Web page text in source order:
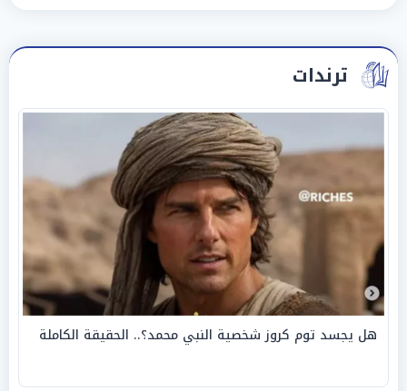
ترندات
هل يجسد توم كروز شخصية النبي محمد؟.. الحقيقة الكاملة